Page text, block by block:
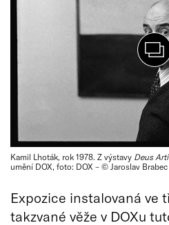
Kamil Lhoták, rok 1978. Z výstavy Deus
umění DOX, foto: DOX – © Jaroslav Brabec
Expozice instalovaná ve
takzvané věže v DOXu